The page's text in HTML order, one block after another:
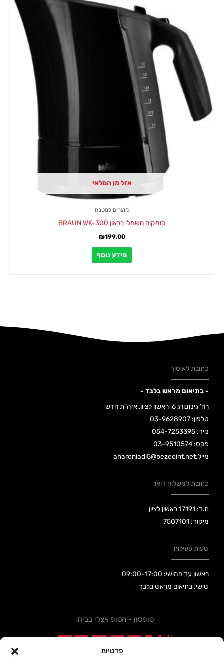
פרטיות
אזל מן המלאי
מוצרים למטבח
קומקום חשמלי בראון BRAUN WK-300
₪199.00
מידע נוסף
כתובת לאיסוף
- בתיאום מראש בלבד -
רח' גינזבורג 6, ראשון לציון, אזה"ת חדש
טלפון: 03-9628907
נייד: 054-7253395
פקס: 03-9510574
מייל:aharoniadi5@bezeqint.net
כתובת למשלוח דואר
ת.ד: 17191 ראשון לציון
מיקוד: 7507101
שעות פעילות
ראשון עד חמישי: 09:00-17:00
שישי: בתיאום מראש בלבד
טופסון - הטופ אצלי בבית.